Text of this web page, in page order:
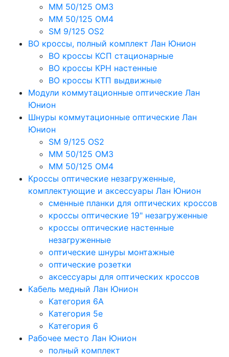
MM 50/125 OM3
MM 50/125 OM4
SM 9/125 OS2
ВО кроссы, полный комплект Лан Юнион
ВО кроссы КСП стационарные
ВО кроссы КРН настенные
ВО кроссы КТП выдвижные
Модули коммутационные оптические Лан
Юнион
Шнуры коммутационные оптические Лан
Юнион
SM 9/125 OS2
MM 50/125 OM3
MM 50/125 OM4
Кроссы оптические незагруженные,
комплектующие и аксессуары Лан Юнион
сменные планки для оптических кроссов
кроссы оптические 19" незагруженные
кроссы оптические настенные
незагруженные
оптические шнуры монтажные
оптические розетки
аксессуары для оптических кроссов
Кабель медный Лан Юнион
Категория 6A
Категория 5e
Категория 6
Рабочее место Лан Юнион
полный комплект